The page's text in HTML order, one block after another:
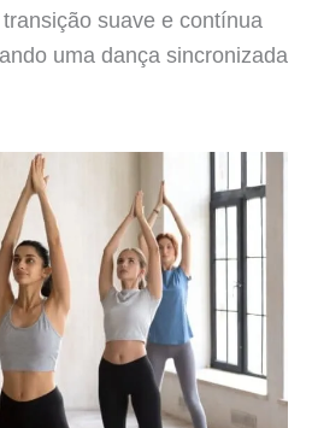
suave e contínua
uma dança sincronizada